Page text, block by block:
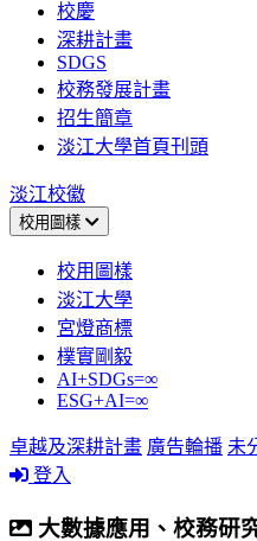
校慶
深耕計畫
SDGS
校務發展計畫
招生簡章
淡江大學首頁刊頭
淡江校徽
校用圖樣
校用圖樣
淡江大學
宮燈商標
樸實剛毅
AI+SDGs=∞
ESG+AI=∞
卓越及深耕計畫 廣告輪播 未
登入
大數據應用、校務研